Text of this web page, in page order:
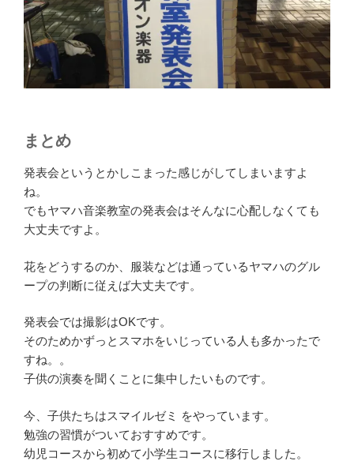
まとめ
発表会というとかしこまった感じがしてしまいますよ
ね。
でもヤマハ音楽教室の発表会はそんなに心配しなくても
大丈夫ですよ。
花をどうするのか、服装などは通っているヤマハのグル
ープの判断に従えば大丈夫です。
発表会では撮影はOKです。
そのためかずっとスマホをいじっている人も多かったで
すね。。
子供の演奏を聞くことに集中したいものです。
今、子供たちはスマイルゼミ をやっています。
勉強の習慣がついておすすめです。
幼児コースから初めて小学生コースに移行しました。